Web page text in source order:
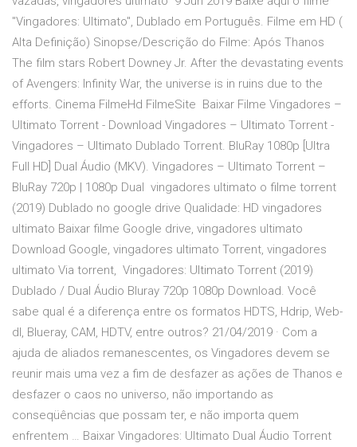
"Vingadores: Ultimato", Dublado em Português. Filme em HD (
Alta Definição) Sinopse/Descrição do Filme: Após Thanos
The film stars Robert Downey Jr. After the devastating events
of Avengers: Infinity War, the universe is in ruins due to the
efforts. Cinema FilmeHd FilmeSite Baixar Filme Vingadores –
Ultimato Torrent - Download Vingadores – Ultimato Torrent -
Vingadores – Ultimato Dublado Torrent. BluRay 1080p [Ultra
Full HD] Dual Áudio (MKV). Vingadores – Ultimato Torrent –
BluRay 720p | 1080p Dual vingadores ultimato o filme torrent
(2019) Dublado no google drive Qualidade: HD vingadores
ultimato Baixar filme Google drive, vingadores ultimato
Download Google, vingadores ultimato Torrent, vingadores
ultimato Via torrent, Vingadores: Ultimato Torrent (2019)
Dublado / Dual Áudio Bluray 720p 1080p Download. Você
sabe qual é a diferença entre os formatos HDTS, Hdrip, Web-
dl, Blueray, CAM, HDTV, entre outros? 21/04/2019 · Com a
ajuda de aliados remanescentes, os Vingadores devem se
reunir mais uma vez a fim de desfazer as ações de Thanos e
desfazer o caos no universo, não importando as
conseqüências que possam ter, e não importa quem
enfrentem … Baixar Vingadores: Ultimato Dual Áudio Torrent